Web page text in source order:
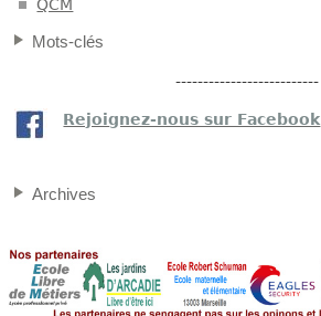
QCM
Mots-clés
--------------------------
Rejoignez-nous sur Facebook
Archives